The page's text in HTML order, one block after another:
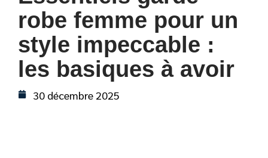
robe femme pour un
style impeccable :
les basiques à avoir
30 décembre 2025